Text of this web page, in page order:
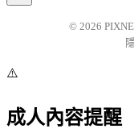
© 2026
⚠️
成人內容提醒